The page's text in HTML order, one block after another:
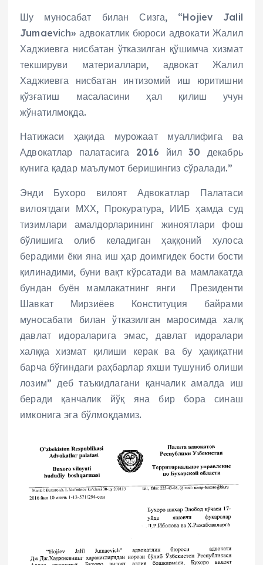
Шу муносабат билан Сизга, “Hojiev Jalil
Jumaeviсh» адвокатлик бюроси адвокати Жалил
Хаджиевга нисбатан ўтказилган қўшимча хизмат
текшируви материаллари, адвокат Жалил
Хаджиевга нисбатан интизомий иш юритишни
қўзғатиш масаласини ҳал қилиш учун
жўнатилмоқда.
Натижаси ҳақида мурожаат муаллифига ва
Адвокатлар палатасига 2016 йил 30 декабрь
кунига қадар маълумот беришингиз сўралади.”
Энди Бухоро вилоят Адвокатлар Палатаси
вилоятдаги МХХ, Прокуратура, ИИБ ҳамда суд
тизимлари амалдорларининг жиноятлари фош
бўлишига олиб келадиган ҳаққоний хулоса
берадими ёки яна иш ҳар доимгидек бости бости
қилинадими, буни вақт кўрсатади ва мамлакатда
бундан буён мамлакатнинг янги Президенти
Шавкат Мирзиёев Конституция байрами
муносабати билан ўтказилган маросимда халқ
давлат идораларига эмас, давлат идоралари
халққа хизмат қилиши керак ва бу ҳақиқатни
барча бўғиндаги раҳбарлар яхши тушуниб олиши
лозим” деб таъкидлагани қанчалик амалда иш
беради қанчалик йўқ яна бир бора синаш
имконига эга бўлмоқдамиз.